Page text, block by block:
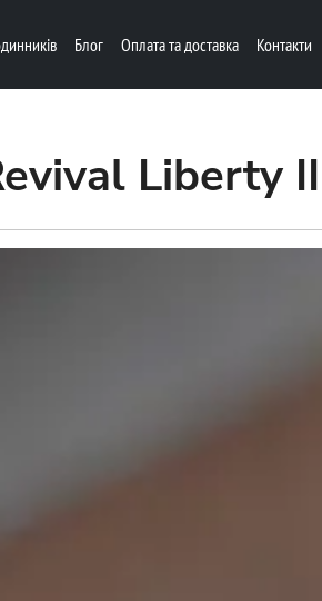
Блог Оплата та доставка Контакти
Liberty II